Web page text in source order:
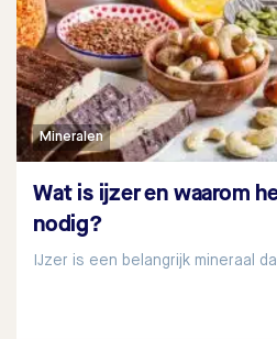
Mineralen
Wat is ijzer en waarom
nodig?
IJzer is een belangrijk mineraal